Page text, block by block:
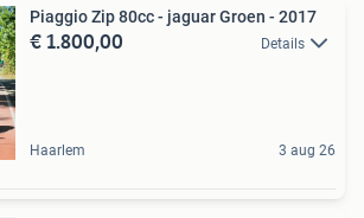
Piaggio Zip 80cc - jaguar Groen - 2017
€ 1.800,00 Details
Haarlem 3 aug 26